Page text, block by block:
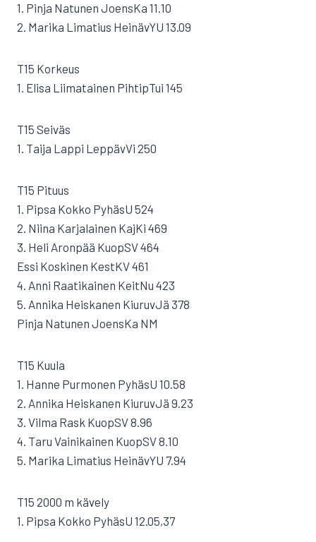
1. Pinja Natunen JoensKa 11.10
2. Marika Limatius HeinävYU 13.09
T15 Korkeus
1. Elisa Liimatainen PihtipTui 145
T15 Seiväs
1. Taija Lappi LeppävVi 250
T15 Pituus
1. Pipsa Kokko PyhäsU 524
2. Niina Karjalainen KajKi 469
3. Heli Aronpää KuopSV 464
Essi Koskinen KestKV 461
4. Anni Raatikainen KeitNu 423
5. Annika Heiskanen KiuruvJä 378
Pinja Natunen JoensKa NM
T15 Kuula
1. Hanne Purmonen PyhäsU 10.58
2. Annika Heiskanen KiuruvJä 9.23
3. Vilma Rask KuopSV 8.96
4. Taru Vainikainen KuopSV 8.10
5. Marika Limatius HeinävYU 7.94
T15 2000 m kävely
1. Pipsa Kokko PyhäsU 12.05,37